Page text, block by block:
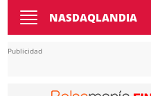
Toggle
navigation
NASDAQLANDIA
Publicidad